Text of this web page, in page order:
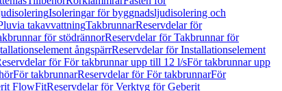
Isoleringar för byggnadsljudisolering och
takavvattningTakbrunnarReservdelar för
för stödrännorReservdelar för Takbrunnar för
ångspärrReservdelar för Installationselement
för För takbrunnar upp till 12 l/sFör takbrunnar upp
För takbrunnarReservdelar för För takbrunnarFör
FlowFitReservdelar för Verktyg för Geberit